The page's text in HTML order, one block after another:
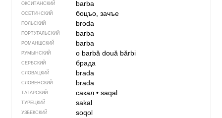
ОКСИТАНСКИЙ barba
ОСЕТИНСКИЙ боцъо, зачъе
ПОЛЬСКИЙ broda
ПОРТУГАЛЬСКИЙ barba
РОМАНШСКИЙ barba
РУМЫНСКИЙ o barbădouă bărbi
СЕРБСКИЙ брада
СЛОВАЦКИЙ brada
СЛОВЕНСКИЙ brada
ТАТАРСКИЙ сакал• saqal
ТУРЕЦКИЙ sakal
УЗБЕКСКИЙ soqol